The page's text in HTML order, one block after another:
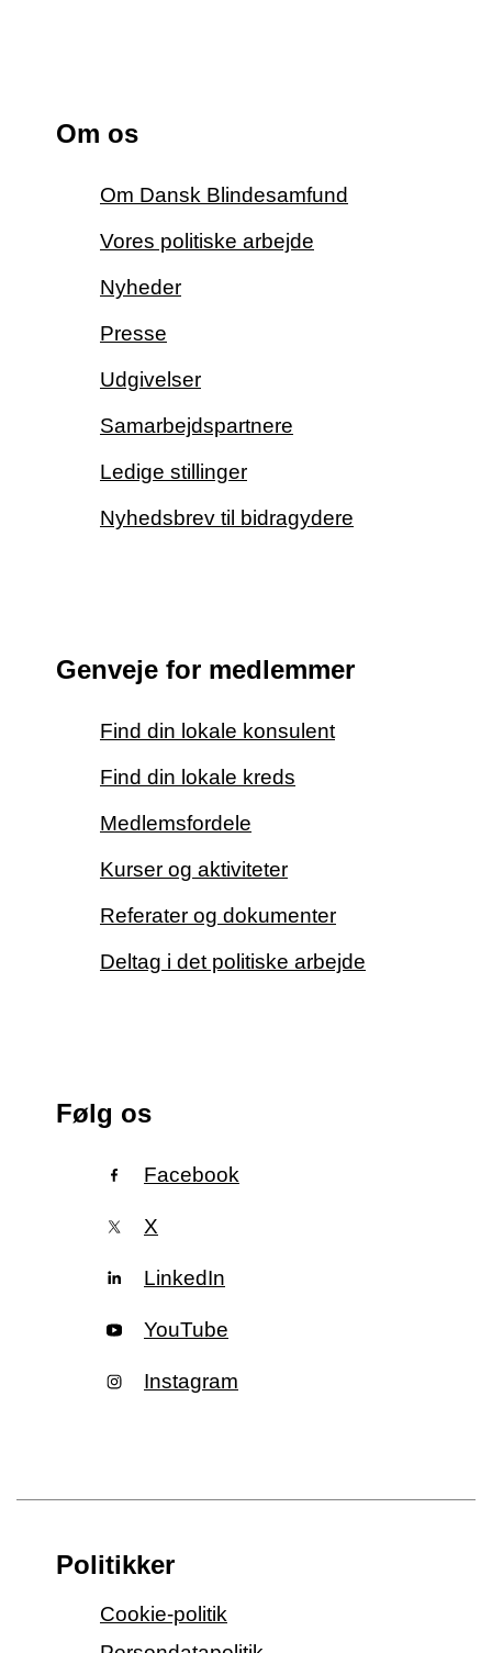
Om os
Om Dansk Blindesamfund
Vores politiske arbejde
Nyheder
Presse
Udgivelser
Samarbejdspartnere
Ledige stillinger
Nyhedsbrev til bidragydere
Genveje for medlemmer
Find din lokale konsulent
Find din lokale kreds
Medlemsfordele
Kurser og aktiviteter
Referater og dokumenter
Deltag i det politiske arbejde
Følg os
Facebook
X
LinkedIn
YouTube
Instagram
Politikker
Cookie-politik